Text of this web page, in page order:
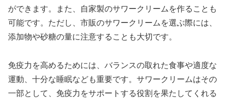
ができます。また、自家製のサワークリームを作ることも
可能です。ただし、市販のサワークリームを選ぶ際には、
添加物や砂糖の量に注意することも大切です。
免疫力を高めるためには、バランスの取れた食事や適度な
運動、十分な睡眠なども重要です。サワークリームはその
一部として、免疫力をサポートする役割を果たしてくれる